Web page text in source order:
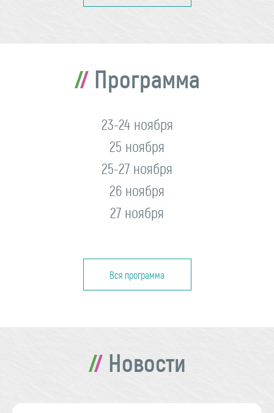
Программа
23-24 ноября
25 ноября
25-27 ноября
26 ноября
27 ноября
Вся программа
Новости